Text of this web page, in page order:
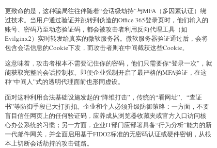
更致命的是，这种骗局往往伴随着“会话级劫持”与MFA（多因素认证）绕
过技术。当用户通过验证并跳转到伪造的Office 365登录页时，他们输入的
账号、密码乃至动态验证码，都会被攻击者利用反向代理工具（如
Evilginx2）实时转发给真实的微软服务器。微软服务器验证通过后，会将
包含会话信息的Cookie下发，而攻击者则在中间截获这些Cookie。
这意味着，攻击者根本不需要记住你的密码，他们只需要你“登录一次”，就
能获取完整的会话控制权。即便企业强制开启了最严格的MFA验证，在这
种“中间人”式的透明代理面前也形同虚设。
面对这种利用合法基础设施发起的“降维打击”，传统的“看网址”、“查证
书”等防御手段已大打折扣。企业和个人必须升级防御策略：一方面，不要
盲目信任网页上的任何验证码，应养成从浏览器收藏夹或官方入口访问核
心办公系统的习惯；另一方面，企业IT部门应部署具备“行为分析”能力的新
一代邮件网关，并全面启用基于FIDO2标准的无密码认证或硬件密钥，从根
本上切断会话劫持的攻击链路。